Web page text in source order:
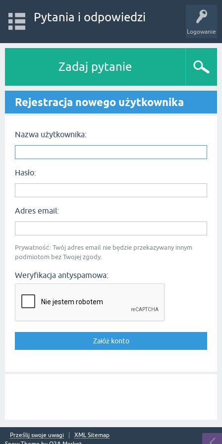
Logowanie
Pytania i odpowiedzi
Zadaj pytanie
Rejestracja nowego użytkownika
Nazwa użytkownika:
Hasło:
Adres email:
Prywatność: Twój adres email nie będzie przekazywany innym
podmiotom bez Twojej zgody.
Weryfikacja antyspamowa:
Prześlij swoje uwagi
XML Sitemap